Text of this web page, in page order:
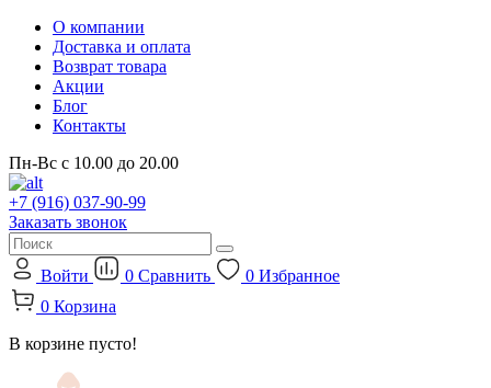
О компании
Доставка и оплата
Возврат товара
Акции
Блог
Контакты
Пн-Вс с 10.00 до 20.00
+7 (916) 037-90-99
Заказать звонок
Войти 0 Сравнить 0 Избранное
0 Корзина
В корзине пусто!